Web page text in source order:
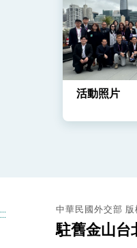
賴
總
活動照片
::: 中華民國外交部 版
駐舊金山台